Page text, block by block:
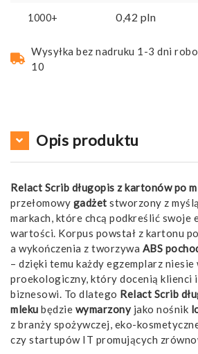
1000+ 0,42 pln
Wysyłka bez nadruku 1-3 dni
10
Opis produktu
Relact Scrib długopis z kartonów po
przełomowy gadżet stworzony z
markach, które chcą podkreślić swoje
wartości. Korpus powstał z kartonu
a wykończenia z tworzywa ABS
– dzięki temu każdy egzemplarz
proekologiczny, który docenią klienci
biznesowi. To dlatego Relact Scrib
mleku będzie wymarzonyjako nośnik
z branży spożywczej, eko-
czy startupów IT promujących